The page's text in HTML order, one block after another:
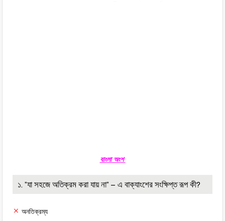
বাংলা অংশ
১. ”যা সহজে অতিক্রম করা যায় না” – এ বাক্যাংশের সংক্ষিপ্ত রূপ কী?
অনতিক্রম্য